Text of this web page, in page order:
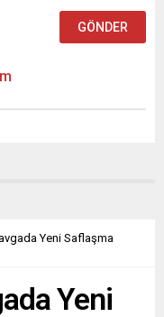
Yeni Saflaşma
Yeni